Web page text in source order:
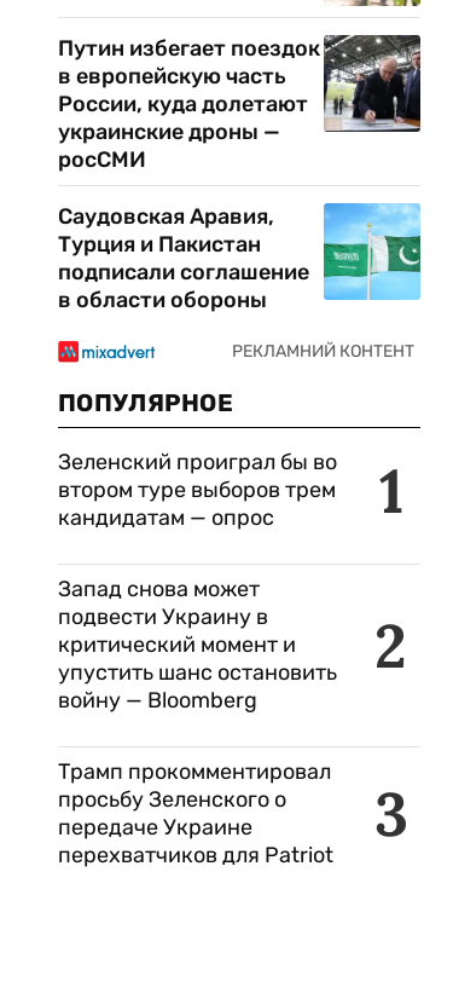
Путин избегает поездок
в европейскую часть
России, куда долетают
украинские дроны —
росСМИ
Саудовская Аравия,
Турция и Пакистан
подписали соглашение
в области обороны
ПОПУЛЯРНОЕ
1
Зеленский проиграл бы во
втором туре выборов трем
кандидатам — опрос
2
Запад снова может
подвести Украину в
критический момент и
упустить шанс остановить
войну — Bloomberg
3
Трамп прокомментировал
просьбу Зеленского о
передаче Украине
перехватчиков для Patriot